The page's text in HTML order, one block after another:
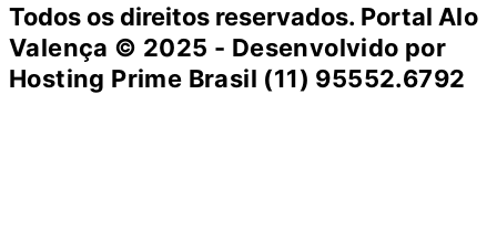
Todos os direitos reservados. Portal Alo
Valença © 2025 - Desenvolvido por
Hosting Prime Brasil (11) 95552.6792